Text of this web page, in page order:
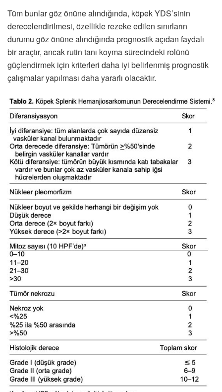
Tüm bunlar göz önüne alındığında, köpek YDS’sinin
derecelendirilmesi, özellikle rezeke edilen sınırların
durumu göz önüne alındığında prognostik açıdan faydalı
bir araçtır, ancak rutin tanı koyma sürecindeki rolünü
güçlendirmek için kriterleri daha iyi belirlenmiş prognostik
çalışmalar yapılması daha yararlı olacaktır.